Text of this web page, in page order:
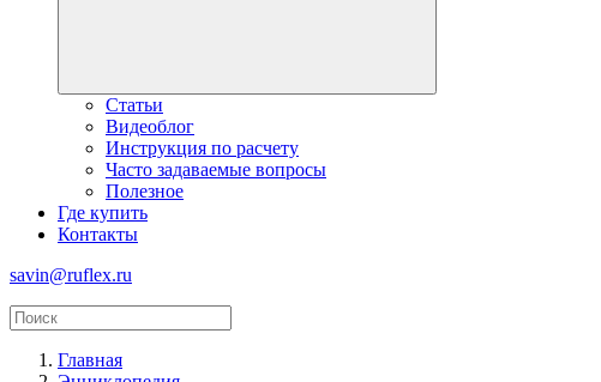
Статьи
Видеоблог
Инструкция по расчету
Часто задаваемые вопросы
Полезное
Где купить
Контакты
savin@ruflex.ru
Главная